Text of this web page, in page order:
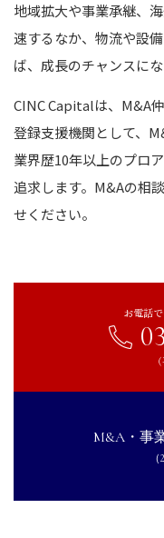
地域拡大や事業承継、
速するなか、物流や設
ば、成長のチャンスにな
CINC Capitalは、M&A
登録支援機関として、
業界歴10年以上のプロ
追求します。M&Aの相
せください。
お電話
M&A・事